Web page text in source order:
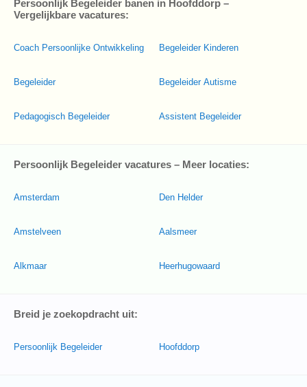
Persoonlijk Begeleider banen in Hoofddorp –
Vergelijkbare vacatures:
Coach Persoonlijke Ontwikkeling
Begeleider
Pedagogisch Begeleider
Begeleider Kinderen
Begeleider Autisme
Assistent Begeleider
Persoonlijk Begeleider vacatures – Meer locaties:
Amsterdam
Amstelveen
Alkmaar
Den Helder
Aalsmeer
Heerhugowaard
Breid je zoekopdracht uit:
Persoonlijk Begeleider Hoofddorp